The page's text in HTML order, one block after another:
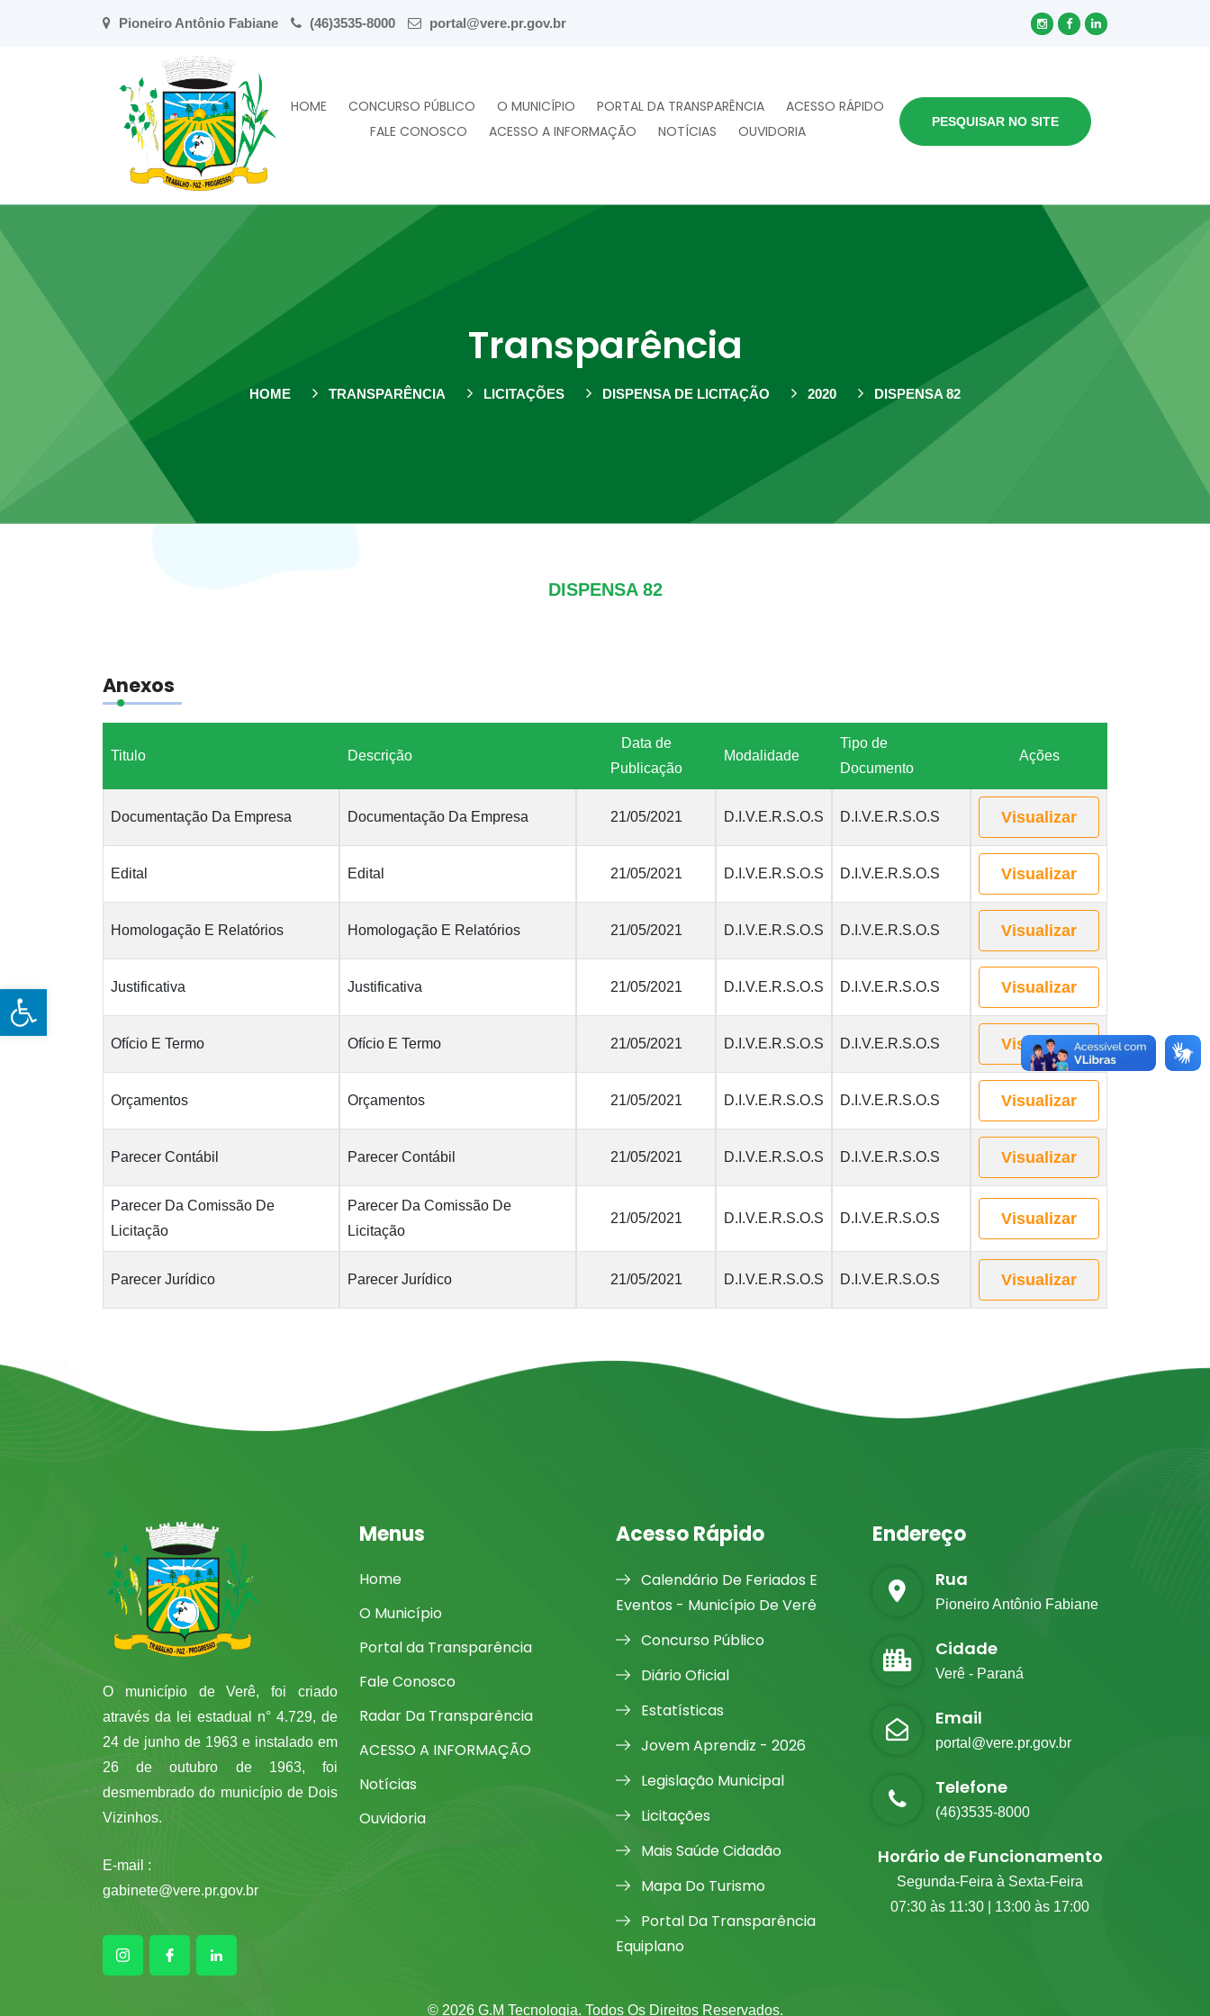
Open toolbar
Pioneiro Antônio Fabiane (46)3535-8000 portal@vere.pr.gov.br
HOME CONCURSO PÚBLICO O MUNICÍPIO PORTAL DA TRANSPARÊNCIA
ACESSO RÁPIDO
FALE CONOSCO
ACESSO A INFORMAÇÃO NOTÍCIAS OUVIDORIA
PESQUISAR NO SITE
Transparência
HOME TRANSPARÊNCIA LICITAÇÕES DISPENSA DE LICITAÇÃO 2020 DISPENSA 82
DISPENSA 82
Anexos
Titulo Descrição
Data de
Publicação
Modalidade
Tipo de
Documento
Ações
Documentação Da Empresa Documentação Da Empresa 21/05/2021 D.I.V.E.R.S.O.S D.I.V.E.R.S.O.S Visualizar
Edital Edital 21/05/2021 D.I.V.E.R.S.O.S D.I.V.E.R.S.O.S Visualizar
Homologação E Relatórios Homologação E Relatórios 21/05/2021 D.I.V.E.R.S.O.S D.I.V.E.R.S.O.S Visualizar
Justificativa Justificativa 21/05/2021 D.I.V.E.R.S.O.S D.I.V.E.R.S.O.S Visualizar
Ofício E Termo Ofício E Termo 21/05/2021 D.I.V.E.R.S.O.S D.I.V.E.R.S.O.S Visualizar
Orçamentos Orçamentos 21/05/2021 D.I.V.E.R.S.O.S D.I.V.E.R.S.O.S Visualizar
Parecer Contábil Parecer Contábil 21/05/2021 D.I.V.E.R.S.O.S D.I.V.E.R.S.O.S Visualizar
Parecer Da Comissão De
Licitação
Parecer Da Comissão De
Licitação
21/05/2021 D.I.V.E.R.S.O.S D.I.V.E.R.S.O.S Visualizar
Parecer Jurídico Parecer Jurídico 21/05/2021 D.I.V.E.R.S.O.S D.I.V.E.R.S.O.S Visualizar
O município de Verê, foi criado
através da lei estadual n° 4.729, de
24 de junho de 1963 e instalado em
26 de outubro de 1963, foi
desmembrado do município de Dois
Vizinhos.
E-mail :
gabinete@vere.pr.gov.br
Menus
Home
O Município
Portal da Transparência
Fale Conosco
Radar Da Transparência
ACESSO A INFORMAÇÃO
Notícias
Ouvidoria
Acesso Rápido
Calendário De Feriados E
Eventos - Município De Verê
Concurso Público
Diário Oficial
Estatísticas
Jovem Aprendiz - 2026
Legislação Municipal
Licitações
Mais Saúde Cidadão
Mapa Do Turismo
Portal Da Transparência
Equiplano
Endereço
Rua
Pioneiro Antônio Fabiane
Cidade
Verê - Paraná
Email
portal@vere.pr.gov.br
Telefone
(46)3535-8000
Horário de Funcionamento
Segunda-Feira à Sexta-Feira
07:30 às 11:30 | 13:00 às 17:00
© 2026 G.M Tecnologia. Todos Os Direitos Reservados.